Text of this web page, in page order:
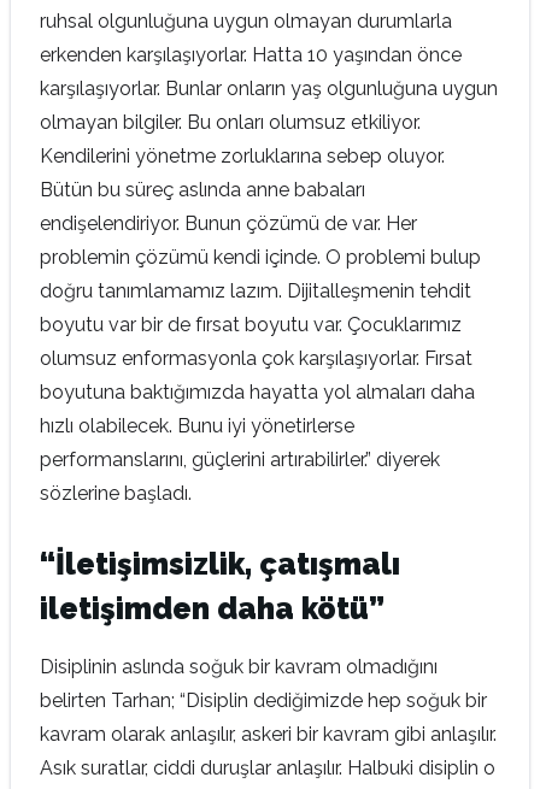
ruhsal olgunluğuna uygun olmayan durumlarla
erkenden karşılaşıyorlar. Hatta 10 yaşından önce
karşılaşıyorlar. Bunlar onların yaş olgunluğuna uygun
olmayan bilgiler. Bu onları olumsuz etkiliyor.
Kendilerini yönetme zorluklarına sebep oluyor.
Bütün bu süreç aslında anne babaları
endişelendiriyor. Bunun çözümü de var. Her
problemin çözümü kendi içinde. O problemi bulup
doğru tanımlamamız lazım. Dijitalleşmenin tehdit
boyutu var bir de fırsat boyutu var. Çocuklarımız
olumsuz enformasyonla çok karşılaşıyorlar. Fırsat
boyutuna baktığımızda hayatta yol almaları daha
hızlı olabilecek. Bunu iyi yönetirlerse
performanslarını, güçlerini artırabilirler.” diyerek
sözlerine başladı.
“İletişimsizlik, çatışmalı
iletişimden daha kötü”
Disiplinin aslında soğuk bir kavram olmadığını
belirten Tarhan; “Disiplin dediğimizde hep soğuk bir
kavram olarak anlaşılır, askeri bir kavram gibi anlaşılır.
Asık suratlar, ciddi duruşlar anlaşılır. Halbuki disiplin o